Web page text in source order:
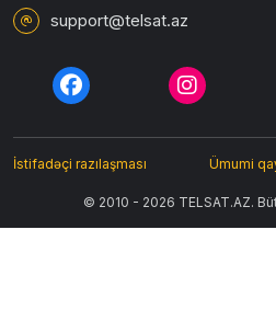
support@telsat.az
© 2010 - 2026 TELSAT.AZ.
İstifadəçi razılaşması Ümumi